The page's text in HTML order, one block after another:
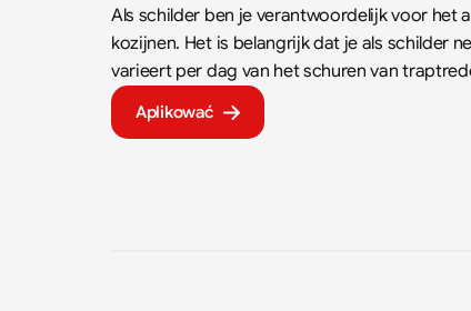
Als schilder ben je verantwoordelijk voor het
kozijnen. Het is belangrijk dat je als schilder
varieert per dag van het schuren van
Aplikować